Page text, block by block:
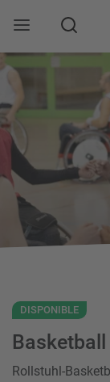
DISPONIBLE
Rollstuhl-